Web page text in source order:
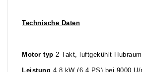
Technische Daten
Motor typ 2-Takt, luftgekühlt